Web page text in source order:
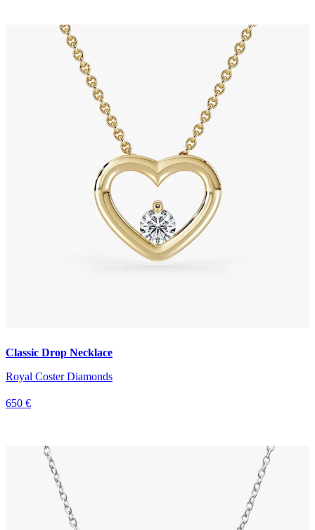
Classic Drop Necklace
Royal Coster Diamonds
650 €